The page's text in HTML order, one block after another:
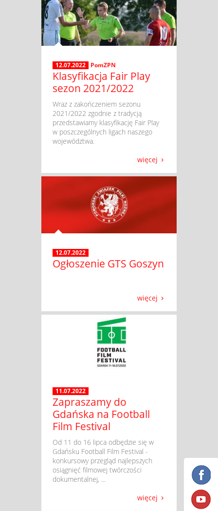
12.07.2022 PomZPN
Klasyfikacja Fair Play
sezon 2021/2022
​ Wraz z zakończeniem sezonu
2021/2022 zgodnie z tradycją
przedstawiamy klasyfikację Fair Play
w poszczególnych ligach naszego
województwa.
więcej
12.07.2022
Ogłoszenie GTS Goszyn
więcej
11.07.2022
Zapraszamy do
Gdańska na Football
Film Festival
​ Od 11 do 16 lipca odbędzie się w
Gdańsku Football Film Festival -
konkursowy przegląd najlepszych
osiągnięć filmowej twórczości
dokumentalnej, ...
więcej